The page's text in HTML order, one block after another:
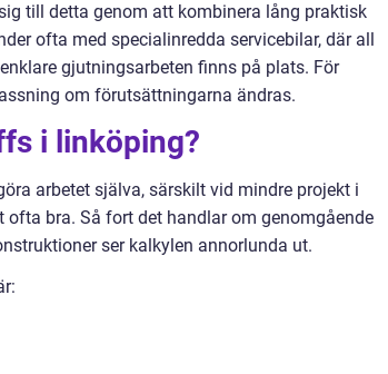
till detta genom att kombinera lång praktisk
ofta med specialinredda servicebilar, där all
gjutningsarbeten finns på plats. För
om förutsättningarna ändras.
i linköping?
arbetet själva, särskilt vid mindre projekt i
bra. Så fort det handlar om genomgående
ser kalkylen annorlunda ut.